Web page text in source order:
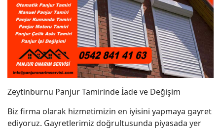
Zeytinburnu Panjur Tamirinde İade ve Değişim
Biz firma olarak hizmetimizin en iyisini yapmaya gayret
ediyoruz. Gayretlerimiz doğrultusunda piyasada yer